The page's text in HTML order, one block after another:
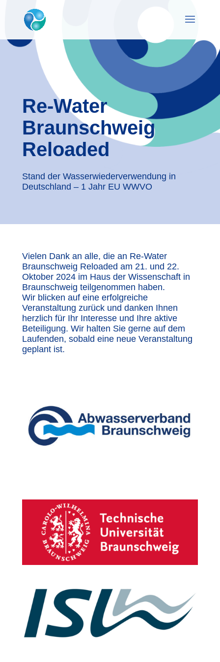
Re-Water
Braunschweig
Reloaded
Stand der Wasserwiederverwendung in
Deutschland – 1 Jahr EU WWVO
Vielen Dank an alle, die an Re-Water
Braunschweig Reloaded am 21. und 22.
Oktober 2024 im Haus der Wissenschaft in
Braunschweig teilgenommen haben.
Wir blicken auf eine erfolgreiche
Veranstaltung zurück und danken Ihnen
herzlich für Ihr Interesse und Ihre aktive
Beteiligung. Wir halten Sie gerne auf dem
Laufenden, sobald eine neue Veranstaltung
geplant ist.